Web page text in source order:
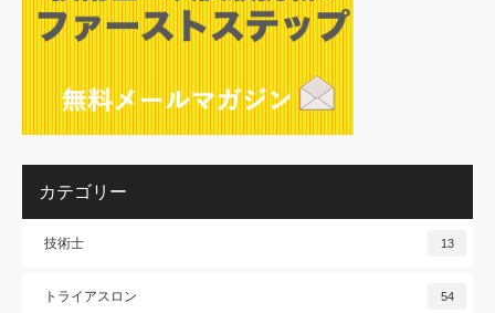
カテゴリー
技術士 13
トライアスロン 54